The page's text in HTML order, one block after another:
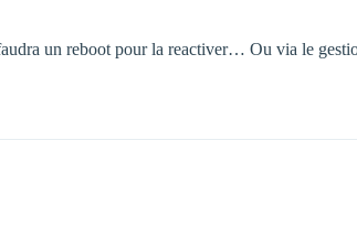
un reboot pour la reactiver… Ou via le